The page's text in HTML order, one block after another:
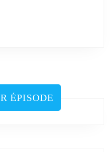
ÉPISODE